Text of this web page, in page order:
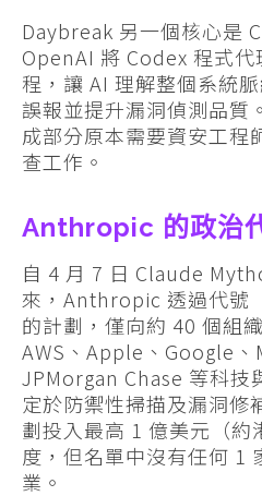
Daybreak 另一個核心是
OpenAI 將 Codex 程式
程，讓 AI 理解整個系統
誤報並提升漏洞偵測品質
成部分原本需要資安工程
查工作。
Anthropic 的政治
自 4 月 7 日 Claude
來，Anthropic 透過代號
的計劃，僅向約 40 個組
AWS、Apple、Google
JPMorgan Chase 等科技
定於防禦性掃描及漏洞
劃投入最高 1 億美元（約
度，但名單中沒有任何 1
業。